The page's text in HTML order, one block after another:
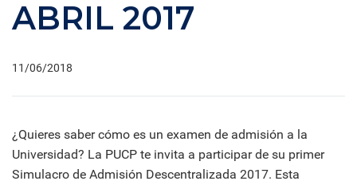
ABRIL 2017
11/06/2018
¿Quieres saber cómo es un examen de admisión a la
Universidad? La PUCP te invita a participar de su primer
Simulacro de Admisión Descentralizada 2017. Esta